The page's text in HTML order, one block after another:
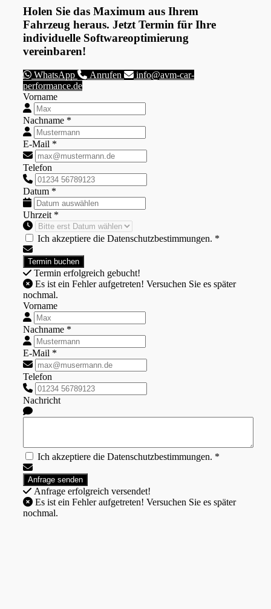
Holen Sie das Maximum aus Ihrem
Fahrzeug heraus. Jetzt Termin für Ihre
individuelle Softwareoptimierung
vereinbaren!
WhatsApp Anrufen
info@avm-car-
performance.de
Vorname
Nachname *
E-Mail *
Telefon
Datum *
Uhrzeit *
Ich akzeptiere die Datenschutzbestimmungen. *
Termin erfolgreich gebucht!
nochmal.
Vorname
Nachname *
E-Mail *
Telefon
Nachricht
Ich akzeptiere die Datenschutzbestimmungen. *
Anfrage erfolgreich versendet!
nochmal.